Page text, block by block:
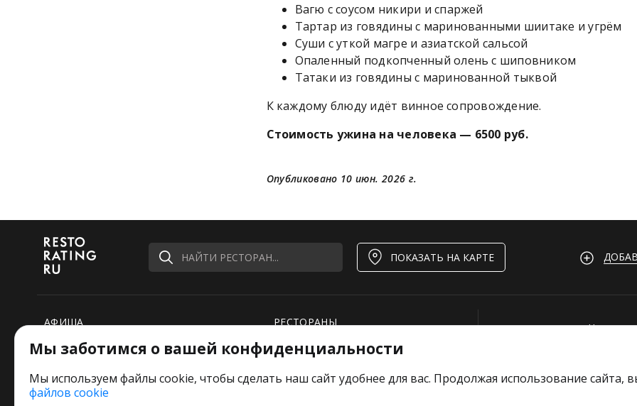
Вагю с соусом никири и спаржей
Тартар из говядины с маринованными шиитаке и угрём
Суши с уткой магре и азиатской сальсой
Опаленный подкопченный олень с шиповником
Татаки из говядины с маринованной тыквой
К каждому блюду идёт винное сопровождение.
Стоимость ужина на человека — 6500 руб.
Опубликовано 10 июн. 2026 г.
НАЙТИ РЕСТОРАН... ПОКАЗАТЬ НА КАРТЕ
АФИША
РЕСТОРАНЫ
РЕЙТИНГИ
НОВОСТИ
СПЕЦПРОЕКТЫ
РЕДАКЦИЯ ШУТИТ
Нашли
Вакансии
Мы заботимся о вашей конфиденциальности
Мы используем файлы cookie, чтобы сделать наш сайт удобнее для вас. Продолжая использование сайта,
файлов cookie